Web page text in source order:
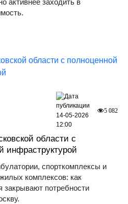
активнее заходить в
области с
инфраструктурой
спорткомплексы и
комплексов: как
потребности
5 082
14-05-2026
12:00